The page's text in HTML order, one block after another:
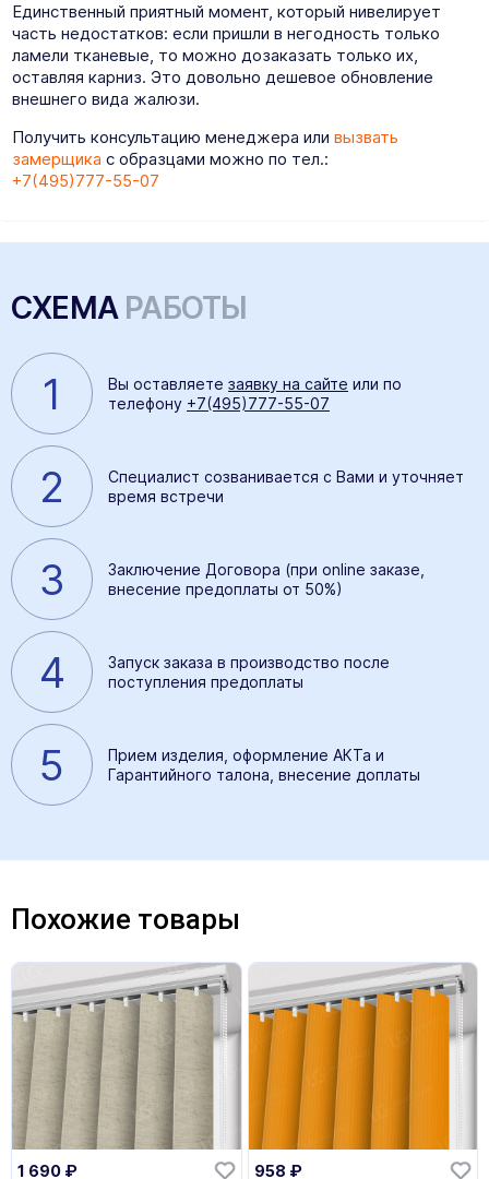
Единственный приятный момент, который нивелирует
часть недостатков: если пришли в негодность только
ламели тканевые, то можно дозаказать только их,
оставляя карниз. Это довольно дешевое обновление
внешнего вида жалюзи.
Получить консультацию менеджера или вызвать
замерщика с образцами можно по тел.:
+7(495)777-55-07
СХЕМАРАБОТЫ
1 Вы оставляете заявку на сайте или по
телефону +7(495)777-55-07
2
Специалист созванивается с Вами и уточняет
время встречи
3
Заключение Договора (при online заказе,
внесение предоплаты от 50%)
4
Запуск заказа в производство после
поступления предоплаты
5
Прием изделия, оформление АКТа и
Гарантийного талона, внесение доплаты
Похожие товары
1 690 ₽ 958 ₽